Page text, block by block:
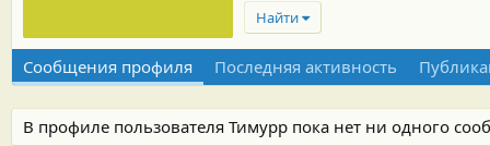
Найти
Сообщения профиля Последняя активность
В профиле пользователя Тимурр пока нет ни одного